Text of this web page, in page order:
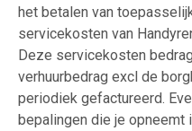
het betalen van
servicekosten van
Deze servicekosten
verhuurbedrag excl de
periodiek gefactureerd.
bepalingen die je opneemt